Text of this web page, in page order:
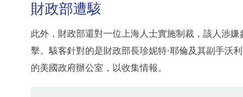
財政部遭駭
此外，財政部還對一位上海人士實施制裁，該人涉
擊。駭客針對的是財政部長珍妮特·耶倫及其副手沃
的美國政府辦公室，以收集情報。